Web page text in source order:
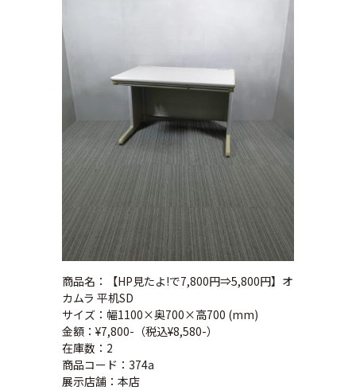
商品名：【HP見たよ!で7,800円⇒5,800円】オ
カムラ 平机SD
サイズ：幅1100×奥700×高700 (mm)
金額：¥7,800-（税込¥8,580-）
在庫数：2
商品コード：374a
展示店舗：本店